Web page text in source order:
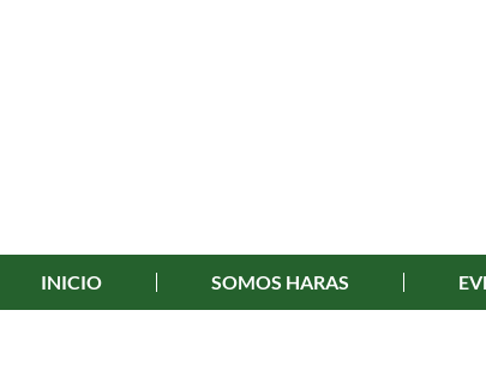
INICIO SOMOS HARAS